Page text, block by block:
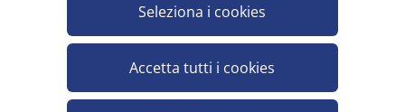
Seleziona i cookies
Accetta tutti i cookies
CHEF-LAB ALGINATO DI SODIO 100GR
Pezzi per cartone: 12